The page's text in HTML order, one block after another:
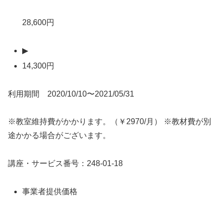
28,600円
▶
14,300円
利用期間 2020/10/10〜2021/05/31
※教室維持費がかかります。（￥2970/月） ※教材費が別
途かかる場合がございます。
講座・サービス番号：248-01-18
事業者提供価格